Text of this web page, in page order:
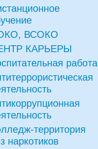
ВСОКО
КАРЬЕРЫ
работа
территория
наркотиков